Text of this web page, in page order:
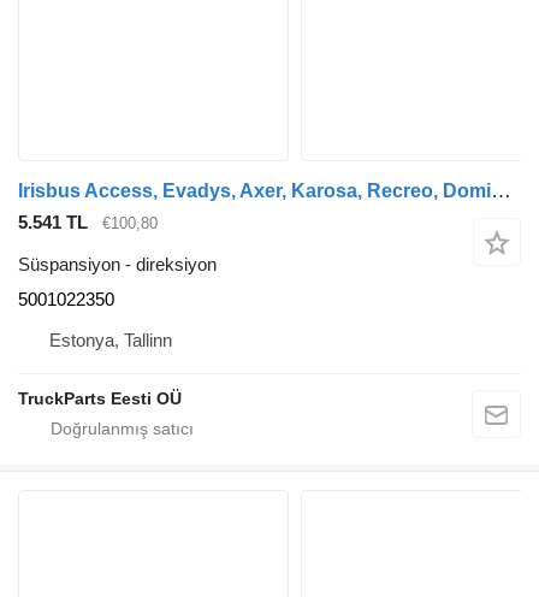
Irisbus Access, Evadys, Axer, Karosa, Recreo, Domino, Agora, Citelis, Eurorider (1999-) otobüs için Irisbus başka (01.05-) 5001022350 direksiyon
5.541 TL €100,80
Süspansiyon - direksiyon
5001022350
Estonya, Tallinn
TruckParts Eesti OÜ